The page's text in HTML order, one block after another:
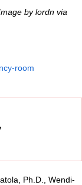
by lordn via
room
Ph.D., Wendi-